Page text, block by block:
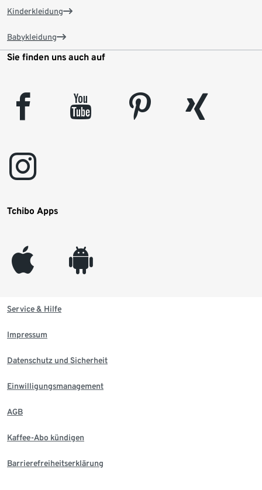
Kinderkleidung
Babykleidung
Sie finden uns auch auf
facebook youtube pinterest
xing
instagram
Tchibo Apps
appleinc android
Service & Hilfe
Impressum
Datenschutz und Sicherheit
Einwilligungsmanagement
AGB
Kaffee-Abo kündigen
Barrierefreiheitserklärung